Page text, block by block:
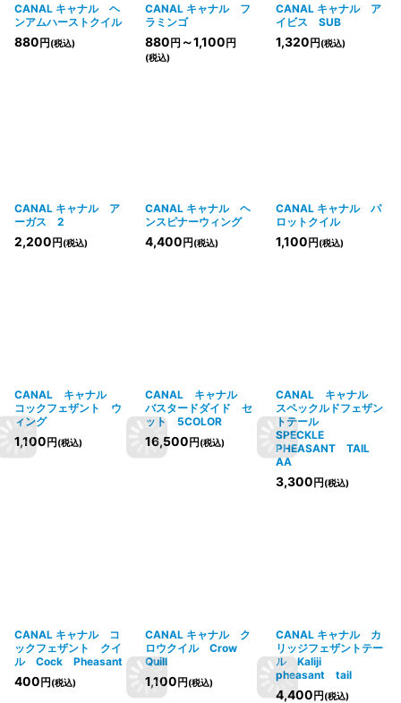
CANAL キャナル ヘ
ンアムハーストクイル
880円(税込)
CANAL キャナル フ
ラミンゴ
880円 ～1,100円
(税込)
CANAL キャナル ア
イビス SUB
1,320円(税込)
CANAL キャナル ア
ーガス 2
2,200円(税込)
CANAL キャナル ヘ
ンスピナーウィング
4,400円(税込)
CANAL キャナル パ
ロットクイル
1,100円(税込)
CANAL キャナル
コックフェザント ウ
ィング
1,100円(税込)
CANAL キャナル
バスタードダイド セ
ット 5COLOR
16,500円(税込)
CANAL キャナル
スペックルドフェザン
トテール
SPECKLE
PHEASANT TAIL
AA
3,300円(税込)
CANAL キャナル コ
ックフェザント クイ
ル Cock Pheasant
400円(税込)
CANAL キャナル ク
ロウクイル Crow
Quill
1,100円(税込)
CANAL キャナル カ
リッジフェザントテー
ル Kaliji
pheasant tail
4,400円(税込)